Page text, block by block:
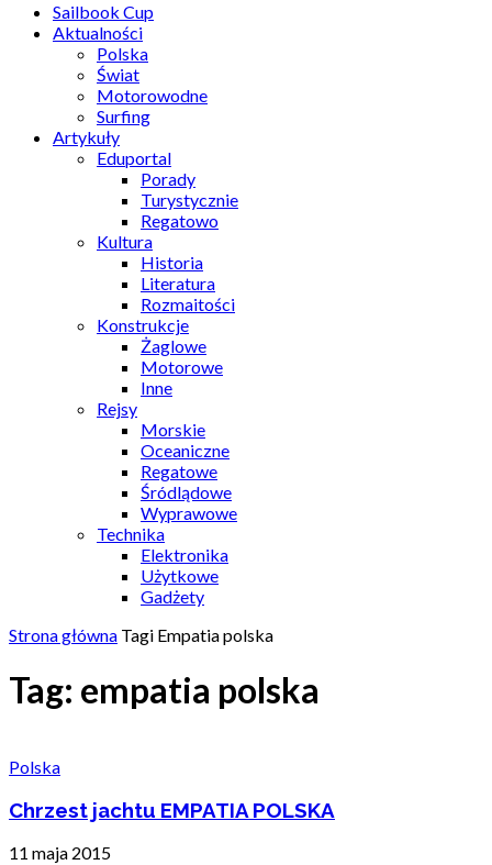
Sailbook Cup
Aktualności
Polska
Świat
Motorowodne
Surfing
Artykuły
Eduportal
Porady
Turystycznie
Regatowo
Kultura
Historia
Literatura
Rozmaitości
Konstrukcje
Żaglowe
Motorowe
Inne
Rejsy
Morskie
Oceaniczne
Regatowe
Śródlądowe
Wyprawowe
Technika
Elektronika
Użytkowe
Gadżety
Strona główna Tagi Empatia polska
Tag: empatia polska
Polska
Chrzest jachtu EMPATIA POLSKA
11 maja 2015